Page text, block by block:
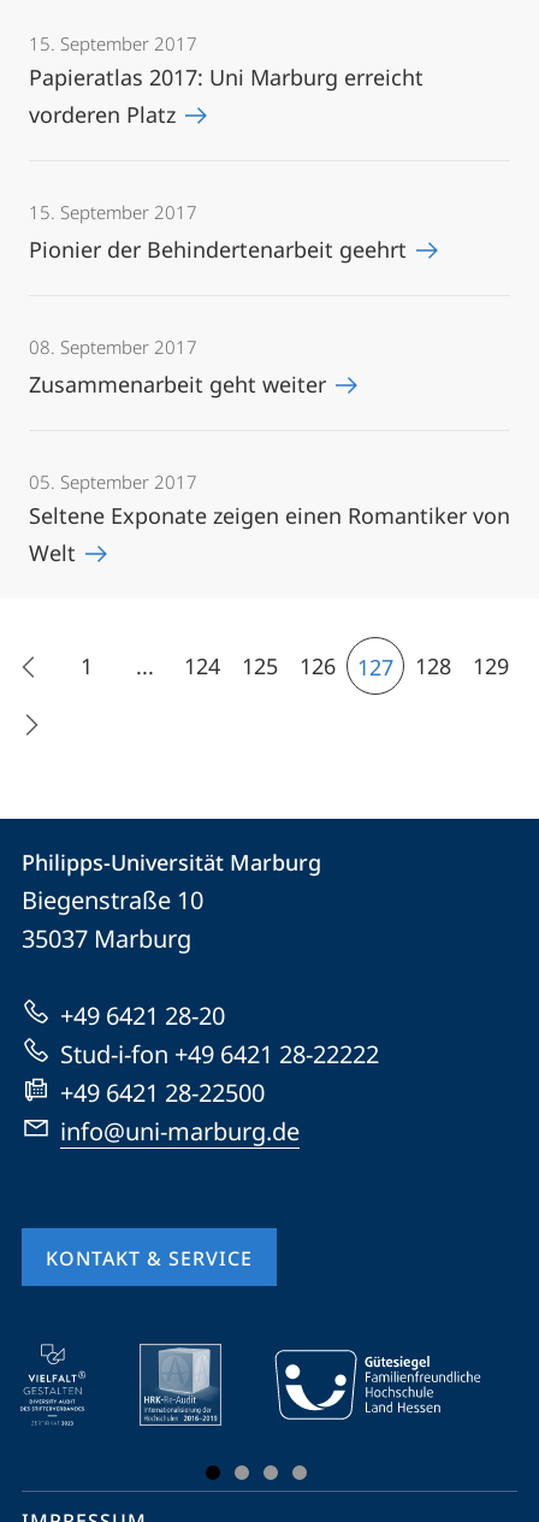
15. September 2017
Papieratlas 2017: Uni Marburg erreicht
vorderen Platz
15. September 2017
Pionier der Behindertenarbeit geehrt
08. September 2017
Zusammenarbeit geht weiter
05. September 2017
Seltene Exponate zeigen einen Romantiker von
Welt
1 ... 124 125 126 127 128 129
Kontakt
und
Informationen
zur
Website
Kontaktinformationen
Philipps-
Universität
Marburg
Philipps-Universität Marburg
Biegenstraße 10
35037 Marburg
+49 6421 28-20
Stud-i-fon +49 6421 28-22222
+49 6421 28-22500
info@uni-marburg.de
KONTAKT & SERVICE
Mobile-
Service-
Navigation
Social